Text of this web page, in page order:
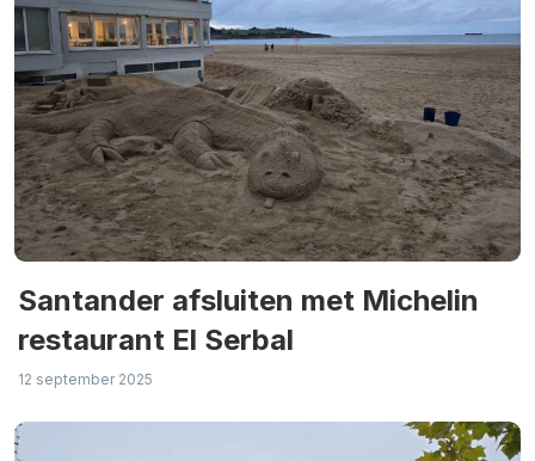
Santander afsluiten met Michelin
restaurant El Serbal
12 september 2025